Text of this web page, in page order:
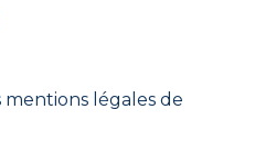
légales de